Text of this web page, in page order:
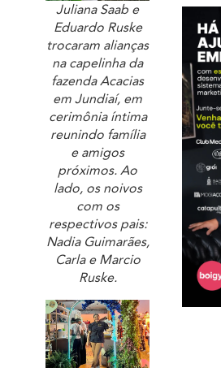
Juliana Saab e
Eduardo Ruske
trocaram alianças
na capelinha da
fazenda Acacias
em Jundiaí, em
cerimônia íntima
reunindo família
e amigos
próximos. Ao
lado, os noivos
com os
respectivos pais:
Nadia Guimarães,
Carla e Marcio
Ruske.